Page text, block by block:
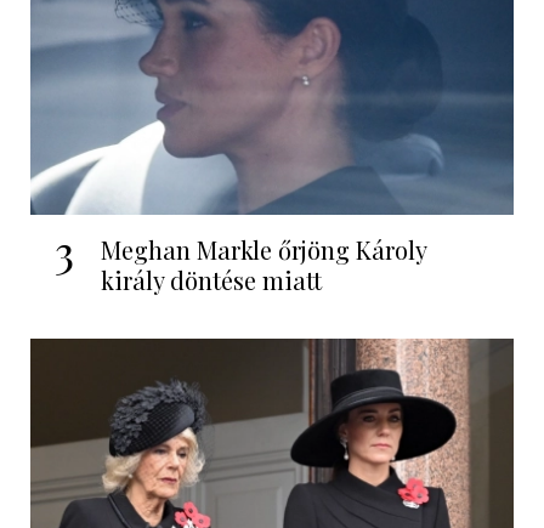
3
Meghan Markle őrjöng Károly
király döntése miatt